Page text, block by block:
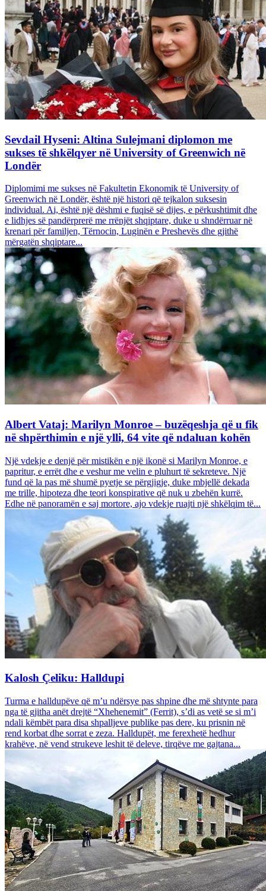
Sevdail Hyseni: Altina Sulejmani diplomon me
sukses të shkëlqyer në University of Greenwich në
Londër
Diplomimi me sukses në Fakultetin Ekonomik të University of
Greenwich në Londër, është një histori që tejkalon suksesin
individual. Ai, është një dëshmi e fuqisë së dijes, e përkushtimit dhe
e lidhjes së pandërprerë me rrënjët shqiptare, duke u shndërruar në
krenari për familjen, Tërnocin, Luginën e Preshevës dhe gjithë
mërgatën shqiptare...
Albert Vataj: Marilyn Monroe – buzëqeshja që u fik
në shpërthimin e një ylli, 64 vite që ndaluan kohën
Një vdekje e denjë për mistikën e një ikonë si Marilyn Monroe, e
papritur, e errët dhe e veshur me velin e pluhurt të sekreteve. Një
fund që la pas më shumë pyetje se përgjigje, duke mbjellë dekada
me trille, hipoteza dhe teori konspirative që nuk u zbehën kurrë.
Edhe në panoramën e saj mortore, ajo vdekje ruajti një shkëlqim të...
Kalosh Çeliku: Halldupi
Turma e halldupëve që m’u ndërsye pas shpine dhe më shtynte para
nga të gjitha anët drejtë “Xhehenemit” (Ferrit), s’di as vetë se si m’i
ndali këmbët para disa shpalljeve publike pas dere, ku prisnin në
rend korbat dhe sorrat e zeza. Halldupët, me ferexhetë hedhur
krahëve, në vend strukeve leshit të deleve, tirqëve me gajtana...